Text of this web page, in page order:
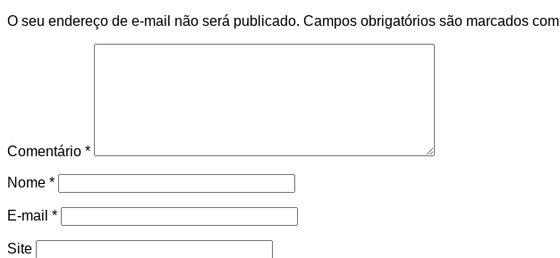
O seu endereço de e-mail não será publicado. Campos obrigatórios são marcados com
Comentário *
Nome *
E-mail *
Site